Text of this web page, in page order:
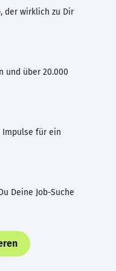
der wirklich zu Dir
und über 20.000
Impulse für ein
Deine Job-Suche